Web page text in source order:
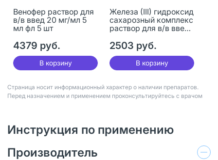
Венофер раствор для
в/в введ 20 мг/мл 5
мл фл 5 шт
4379 руб.
В корзину
Железа (III) гидроксид
сахарозный комплекс
раствор для в/в введ.
2503 руб.
В корзину
Страница носит информационный характер о наличии препаратов.
Перед назначением и применением проконсультируйтесь с врачом
Инструкция по применению
Производитель